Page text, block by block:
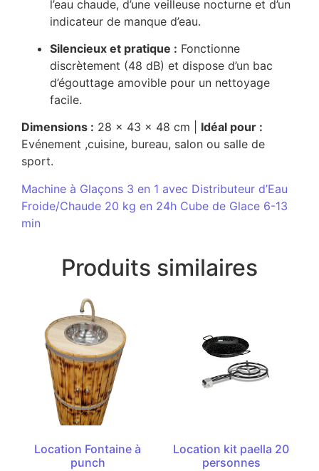
l’eau chaude, d’une veilleuse nocturne et d’un
indicateur de manque d’eau.
Silencieux et pratique : Fonctionne
discrètement (48 dB) et dispose d’un bac
d’égouttage amovible pour un nettoyage
facile.
Dimensions : 28 x 43 x 48 cm | Idéal pour :
Evénement ,cuisine, bureau, salon ou salle de
sport.
Machine à Glaçons 3 en 1 avec Distributeur d’Eau
Froide/Chaude 20 kg en 24h Cube de Glace 6-13
min
Produits similaires
Location Fontaine à
punch
Location kit paella 20
personnes